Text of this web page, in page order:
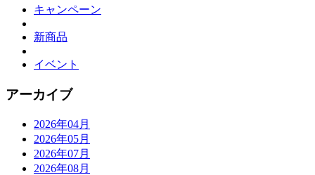
キャンペーン
新商品
イベント
アーカイブ
2026年04月
2026年05月
2026年07月
2026年08月